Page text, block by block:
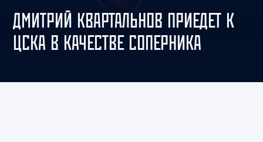
ДМИТРИЙ КВАРТАЛЬНОВ ПРИЕДЕТ К
ЦСКА В КАЧЕСТВЕ СОПЕРНИКА